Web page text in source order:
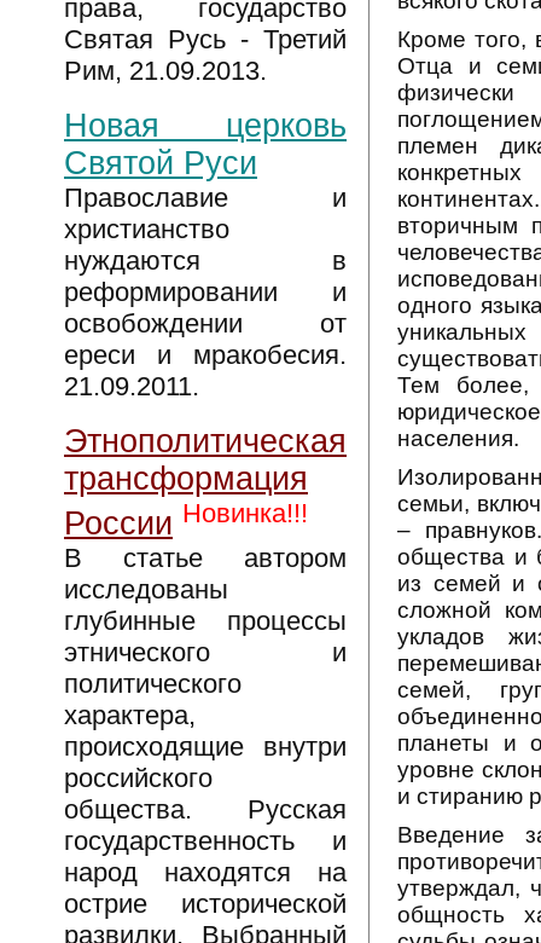
права, государство
Святая Русь - Третий
Рим, 21.09.2013.
Новая церковь
Святой Руси
Православие и
христианство
нуждаются в
реформировании и
освобождении от
ереси и мракобесия.
21.09.2011.
Этнополитическая
трансформация
России Новинка!!!
В статье автором
исследованы
глубинные процессы
этнического и
политического
характера,
происходящие внутри
российского
общества. Русская
государственность и
народ находятся на
острие исторической
развилки. Выбранный
Кроме того,
Отца и
племен
вторичным
одного
Тем более,
населения.
семьи,
–
общества и
из семей и
сложной
укладов
семей,
планеты и
уровне
и стиранию
Введение
утверждал,
общность